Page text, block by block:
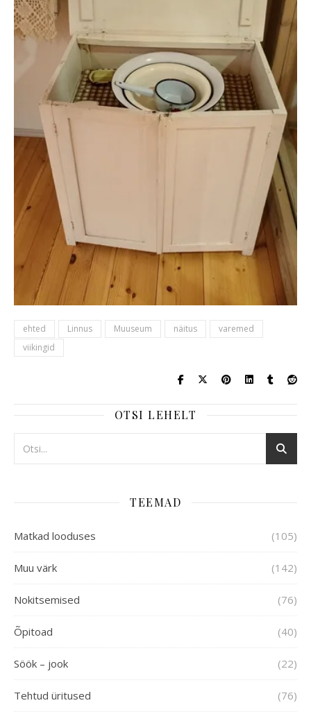
ehted Linnus Muuseum näitus
varemed
viikingid
OTSI LEHELT
TEEMAD
Matkad looduses (105)
Muu värk (142)
Nokitsemised (76)
Õpitoad (40)
Söök – jook (22)
Tehtud üritused (76)